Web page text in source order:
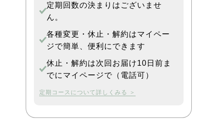
定期回数の決まりはございませ
ん。
各種変更・休止・解約はマイペー
ジで簡単、便利にできます
休止・解約は次回お届け10日前ま
でにマイページで（電話可）
定期コースについて詳しくみる ＞